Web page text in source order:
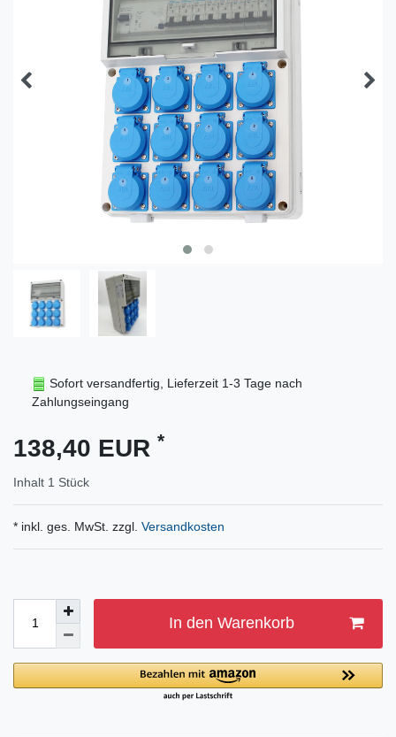
Sofort versandfertig, Lieferzeit 1-3 Tage nach
Zahlungseingang
138,40 EUR *
Inhalt 1 Stück
* inkl. ges. MwSt. zzgl. Versandkosten
In den Warenkorb